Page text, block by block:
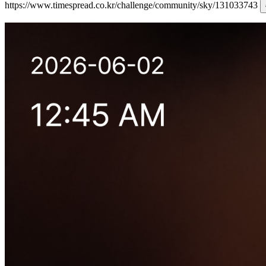
https://www.timespread.co.kr/challenge/community/sky/131033743